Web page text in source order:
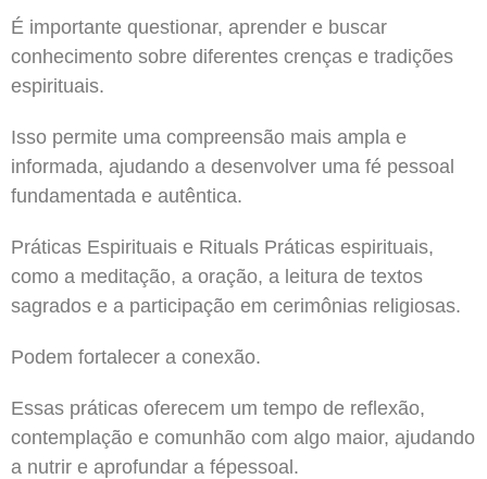
É importante questionar, aprender e buscar
conhecimento sobre diferentes crenças e tradições
espirituais.
Isso permite uma compreensão mais ampla e
informada, ajudando a desenvolver uma fé pessoal
fundamentada e autêntica.
Práticas Espirituais e Rituals Práticas espirituais,
como a meditação, a oração, a leitura de textos
sagrados e a participação em cerimônias religiosas.
Podem fortalecer a conexão.
Essas práticas oferecem um tempo de reflexão,
contemplação e comunhão com algo maior, ajudando
a nutrir e aprofundar a fépessoal.